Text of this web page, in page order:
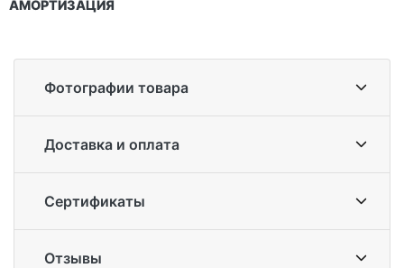
АМОРТИЗАЦИЯ
Фотографии товара
Доставка и оплата
Сертификаты
Отзывы